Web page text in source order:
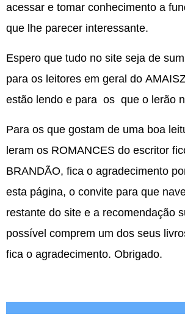
acessar e tomar conhecimento a
que lhe parecer interessante.
Espero que tudo no site seja de
para os leitores em geral do
estão lendo e para os que o lerão
Para os que gostam de uma boa
leram os ROMANCES do escritor
BRANDÃO, fica o agradecimento
esta página, o convite para que
restante do site e a recomendação
possível comprem um dos seus
fica o agradecimento. Obrigado.